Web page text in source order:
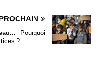
PROCHAIN
Pourquoi
?